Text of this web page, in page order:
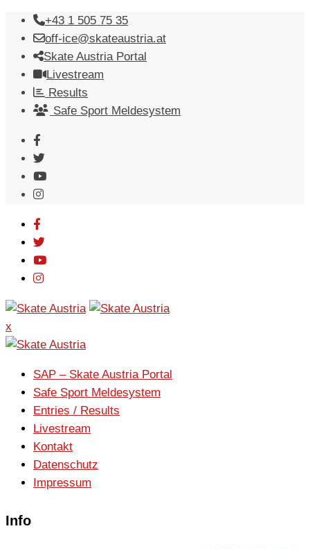
Skip
content
+43 1 505 75 35
off-ice@skateaustria.at
Skate Austria Portal
Livestream
Results
Safe Sport Meldesystem
x
SAP – Skate Austria Portal
Safe Sport Meldesystem
Entries / Results
Livestream
Kontakt
Datenschutz
Impressum
Info